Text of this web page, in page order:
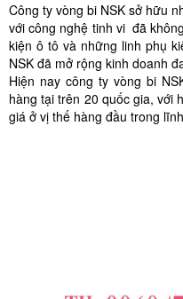
Công ty vòng bi NSK sở hữu
với công nghệ tinh vi đã
kiện ô tô và những linh phụ
NSK đã mở rộng kinh doanh
Hiện nay công ty vòng bi
hàng tại trên 20 quốc gia, với
giá ở vị thế hàng đầu trong